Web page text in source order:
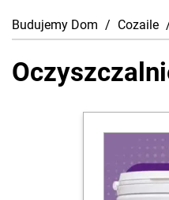
Budujemy Dom / Cozaile